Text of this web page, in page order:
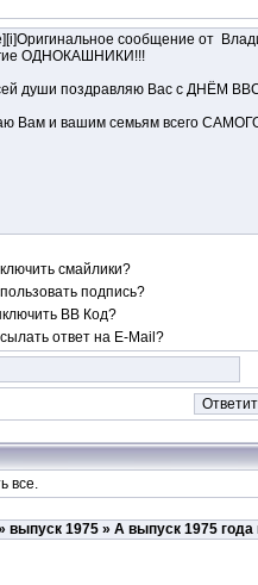
смайлики?
подпись?
BB Код?
ответ на E-Mail?
все.
выпуск 1975» А выпуск 1975 года